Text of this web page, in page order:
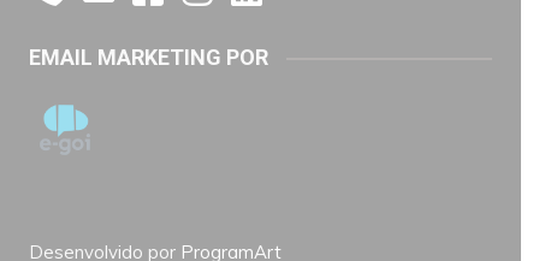
EMAIL MARKETING POR
Desenvolvido por ProgramArt